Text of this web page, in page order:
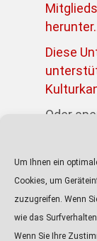
Um Ihnen ein
Cookies, um
zuzugreifen. Wenn
wie das
Wenn Sie Ihre
Diese
Oder
direkt
führt zur
Seite